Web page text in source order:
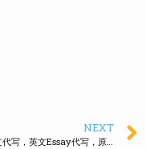
NEXT
英文论文代写，英文Essay代写，原创写作服务